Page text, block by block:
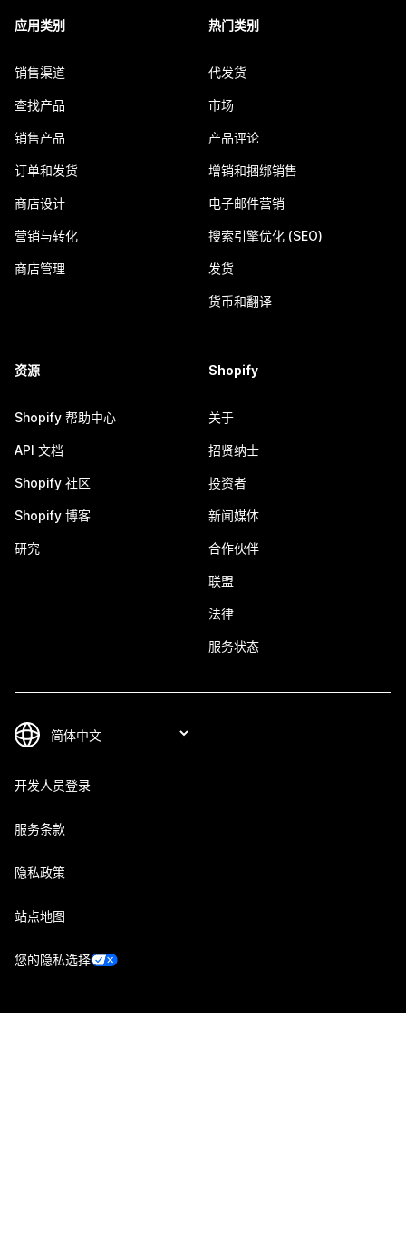
应用类别
销售渠道
查找产品
销售产品
订单和发货
商店设计
营销与转化
商店管理
热门类别
代发货
市场
产品评论
增销和捆绑销售
电子邮件营销
搜索引擎优化 (SEO)
发货
货币和翻译
资源
Shopify 帮助中心
API 文档
Shopify 社区
Shopify 博客
研究
Shopify
关于
招贤纳士
投资者
新闻媒体
合作伙伴
联盟
法律
服务状态
开发人员登录
服务条款
隐私政策
站点地图
您的隐私选择